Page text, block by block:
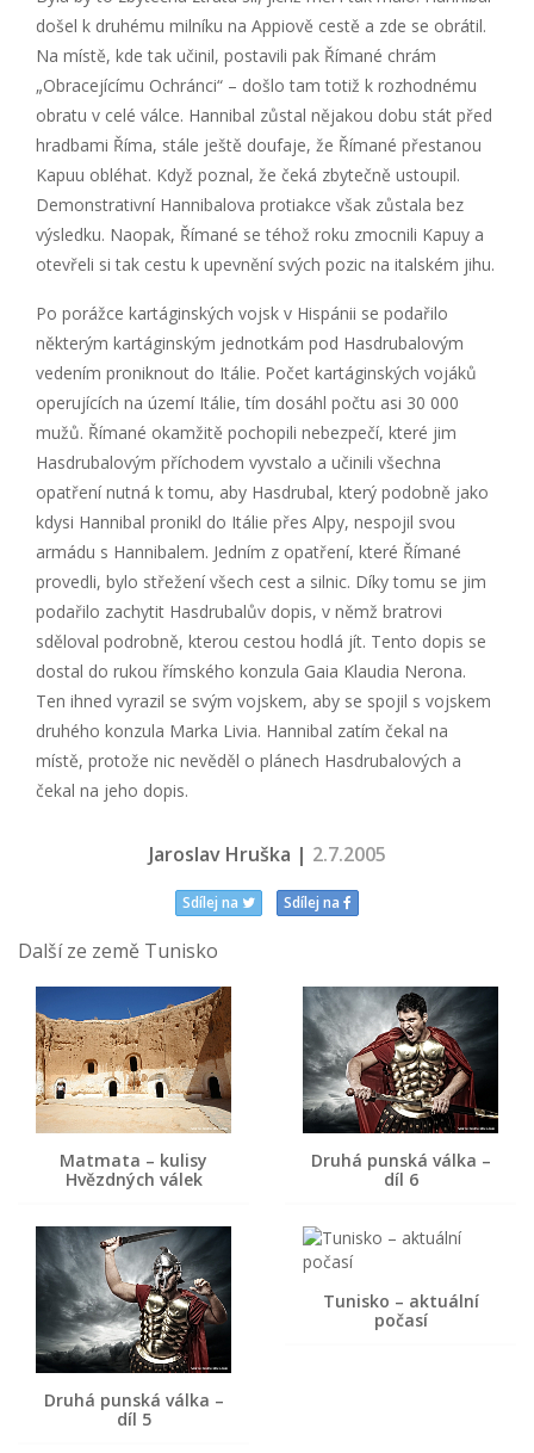
došel k druhému milníku na Appiově cestě a zde se obrátil.
Na místě, kde tak učinil, postavili pak Římané chrám
„Obracejícímu Ochránci“ – došlo tam totiž k rozhodnému
obratu v celé válce. Hannibal zůstal nějakou dobu stát před
hradbami Říma, stále ještě doufaje, že Římané přestanou
Kapuu obléhat. Když poznal, že čeká zbytečně ustoupil.
Demonstrativní Hannibalova protiakce však zůstala bez
výsledku. Naopak, Římané se téhož roku zmocnili Kapuy a
otevřeli si tak cestu k upevnění svých pozic na italském jihu.
Po porážce kartáginských vojsk v Hispánii se podařilo
některým kartáginským jednotkám pod Hasdrubalovým
vedením proniknout do Itálie. Počet kartáginských vojáků
operujících na území Itálie, tím dosáhl počtu asi 30 000
mužů. Římané okamžitě pochopili nebezpečí, které jim
Hasdrubalovým příchodem vyvstalo a učinili všechna
opatření nutná k tomu, aby Hasdrubal, který podobně jako
kdysi Hannibal pronikl do Itálie přes Alpy, nespojil svou
armádu s Hannibalem. Jedním z opatření, které Římané
provedli, bylo střežení všech cest a silnic. Díky tomu se jim
podařilo zachytit Hasdrubalův dopis, v němž bratrovi
sděloval podrobně, kterou cestou hodlá jít. Tento dopis se
dostal do rukou římského konzula Gaia Klaudia Nerona.
Ten ihned vyrazil se svým vojskem, aby se spojil s vojskem
druhého konzula Marka Livia. Hannibal zatím čekal na
místě, protože nic nevěděl o plánech Hasdrubalových a
čekal na jeho dopis.
Jaroslav Hruška | 2.7.2005
Sdílej na Sdílej na
Další ze země Tunisko
Matmata – kulisy
Hvězdných válek
Druhá punská válka –
díl 6
Druhá punská válka –
díl 5
Tunisko – aktuální
počasí